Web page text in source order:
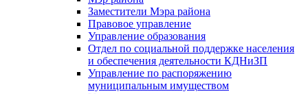
Заместители Мэра района
Правовое управление
Управление образования
Отдел по социальной поддержке населения
и обеспечения деятельности КДНиЗП
Управление по распоряжению
муниципальным имуществом